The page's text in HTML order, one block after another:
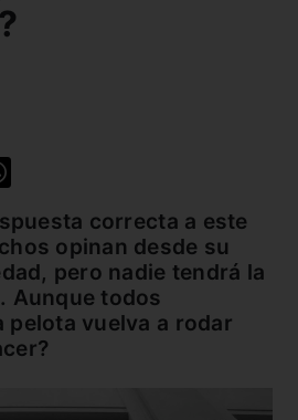
correcta a este
opinan desde su
pero nadie tendrá la
Aunque todos
pelota vuelva a rodar